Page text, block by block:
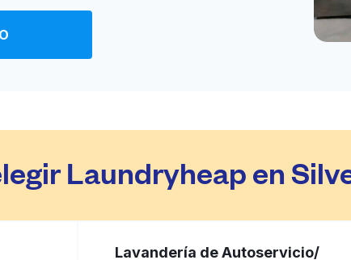
a domicilio:
Entrega a domicilio:
Ir al sitio web
Laundryheap en
Lavandería de Autoservicio/